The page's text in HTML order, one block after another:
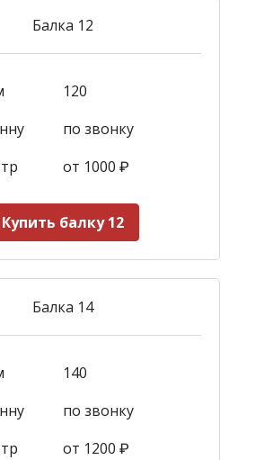
Балка 12
120
по звонку
от 1000 ₽
Купить балку 12
Балка 14
140
по звонку
от 1200 ₽